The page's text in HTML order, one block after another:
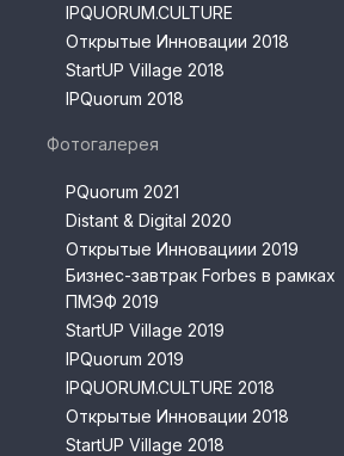
IPQUORUM.CULTURE
Открытые Инновации 2018
StartUP Village 2018
IPQuorum 2018
Фотогалерея
PQuorum 2021
Distant & Digital 2020
Открытые Инновациии 2019
Бизнес-завтрак Forbes в рамках
ПМЭФ 2019
StartUP Village 2019
IPQuorum 2019
IPQUORUM.CULTURE 2018
Открытые Инновации 2018
StartUP Village 2018